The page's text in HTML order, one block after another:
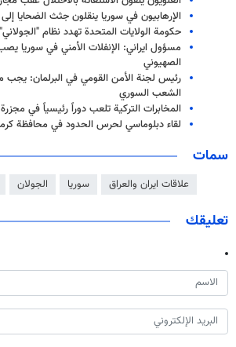
الإرهابيون في سوريا ينقلون جثث الضحايا
حكومة الولايات المتحدة تهدد نظام
مسؤول ايراني: الإنفلات الأمني في سوريا
الصهيوني
رئيس لجنة الأمن القومي في البرلمان: يجب
الشعب السوري
المخابرات التركية تلعب دوراً رئيسياً في
لقاء دبلوماسي لحرس الحدود في محافظة
سمات
علاقات ايران والعراق سوريا الجولان
تعليقك